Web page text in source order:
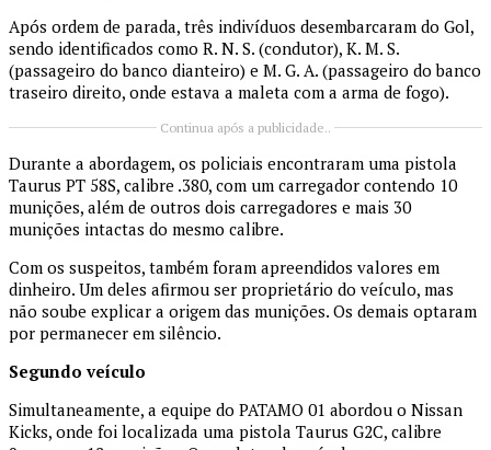
Após ordem de parada, três indivíduos desembarcaram do Gol,
sendo identificados como R. N. S. (condutor), K. M. S.
(passageiro do banco dianteiro) e M. G. A. (passageiro do banco
traseiro direito, onde estava a maleta com a arma de fogo).
Continua após a publicidade..
Durante a abordagem, os policiais encontraram uma pistola
Taurus PT 58S, calibre .380, com um carregador contendo 10
munições, além de outros dois carregadores e mais 30
munições intactas do mesmo calibre.
Com os suspeitos, também foram apreendidos valores em
dinheiro. Um deles afirmou ser proprietário do veículo, mas
não soube explicar a origem das munições. Os demais optaram
por permanecer em silêncio.
Segundo veículo
Simultaneamente, a equipe do PATAMO 01 abordou o Nissan
Kicks, onde foi localizada uma pistola Taurus G2C, calibre